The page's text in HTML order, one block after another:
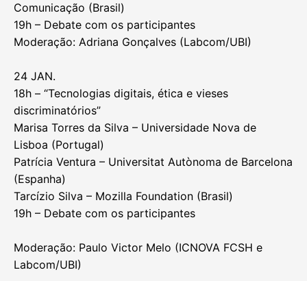
Comunicação (Brasil)
19h – Debate com os participantes
Moderação: Adriana Gonçalves (Labcom/UBI)
24 JAN.
18h – “Tecnologias digitais, ética e vieses
discriminatórios”
Marisa Torres da Silva – Universidade Nova de
Lisboa (Portugal)
Patrícia Ventura – Universitat Autònoma de Barcelona
(Espanha)
Tarcízio Silva – Mozilla Foundation (Brasil)
19h – Debate com os participantes
Moderação: Paulo Victor Melo (ICNOVA FCSH e
Labcom/UBI)